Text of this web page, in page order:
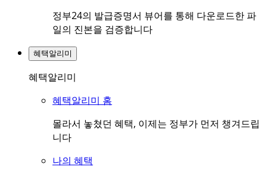
정부24의 발급증명서 뷰어를 통해 다운로드한 파
일의 진본을 검증합니다
혜택알리미
혜택알리미
혜택알리미 홈
몰라서 놓쳤던 혜택, 이제는 정부가 먼저 챙겨드립
니다
나의 혜택